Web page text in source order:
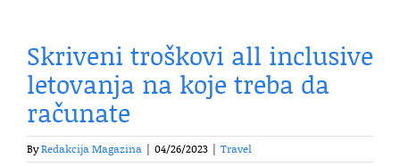
Skriveni troškovi all inclusive
letovanja na koje treba da
računate
ByRedakcija Magazina 04/26/2023 Travel